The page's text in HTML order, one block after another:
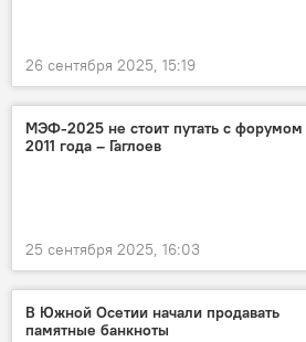
26 сентября 2025, 15:19
МЭФ-2025 не стоит путать с форумом
2011 года – Гаглоев
25 сентября 2025, 16:03
В Южной Осетии начали продавать
памятные банкноты